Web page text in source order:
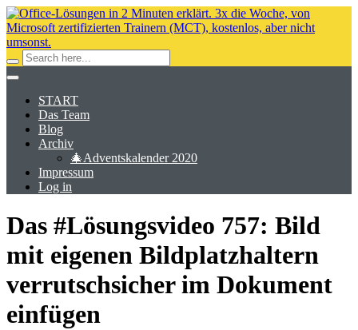
START
Das Team
Blog
Archiv
🎄Adventskalender 2020
Impressum
Log in
Das #Lösungsvideo 757: Bild
mit eigenen Bildplatzhaltern
verrutschsicher im Dokument
einfügen